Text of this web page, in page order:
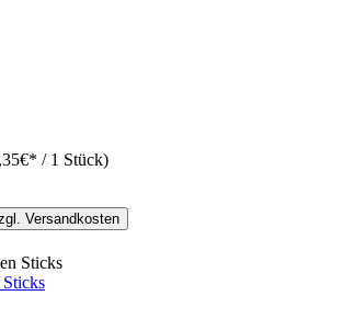
/ 1 Stück)
Versandkosten